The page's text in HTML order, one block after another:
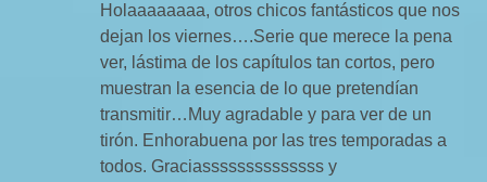
Holaaaaaaaa, otros chicos fantásticos que nos
dejan los viernes….Serie que merece la pena
ver, lástima de los capítulos tan cortos, pero
muestran la esencia de lo que pretendían
transmitir…Muy agradable y para ver de un
tirón. Enhorabuena por las tres temporadas a
todos. Graciassssssssssssss y